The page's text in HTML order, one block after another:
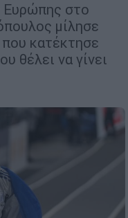
Ευρώπης στο
μίλησε
κατέκτησε
θέλει να γίνει